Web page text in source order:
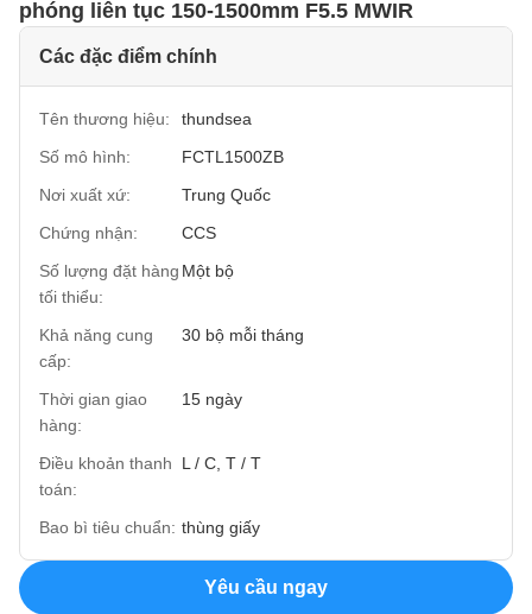
phóng liên tục 150-1500mm F5.5 MWIR
Các đặc điểm chính
Tên thương hiệu:
thundsea
Số mô hình:
FCTL1500ZB
Nơi xuất xứ:
Trung Quốc
Chứng nhận:
CCS
Số lượng đặt hàng
tối thiểu:
Một bộ
Khả năng cung
cấp:
30 bộ mỗi tháng
Thời gian giao
hàng:
15 ngày
Điều khoản thanh
toán:
L / C, T / T
Bao bì tiêu chuẩn: thùng giấy
Yêu cầu ngay